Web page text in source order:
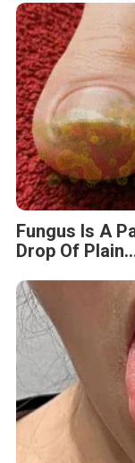
Fungus Is A
Drop Of